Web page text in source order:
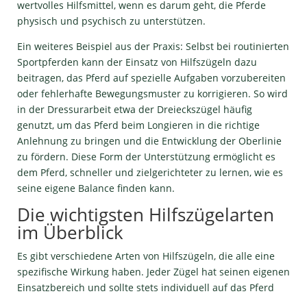
wertvolles Hilfsmittel, wenn es darum geht, die Pferde
physisch und psychisch zu unterstützen.
Ein weiteres Beispiel aus der Praxis: Selbst bei routinierten
Sportpferden kann der Einsatz von Hilfszügeln dazu
beitragen, das Pferd auf spezielle Aufgaben vorzubereiten
oder fehlerhafte Bewegungsmuster zu korrigieren. So wird
in der Dressurarbeit etwa der Dreieckszügel häufig
genutzt, um das Pferd beim Longieren in die richtige
Anlehnung zu bringen und die Entwicklung der Oberlinie
zu fördern. Diese Form der Unterstützung ermöglicht es
dem Pferd, schneller und zielgerichteter zu lernen, wie es
seine eigene Balance finden kann.
Die wichtigsten Hilfszügelarten
im Überblick
Es gibt verschiedene Arten von Hilfszügeln, die alle eine
spezifische Wirkung haben. Jeder Zügel hat seinen eigenen
Einsatzbereich und sollte stets individuell auf das Pferd